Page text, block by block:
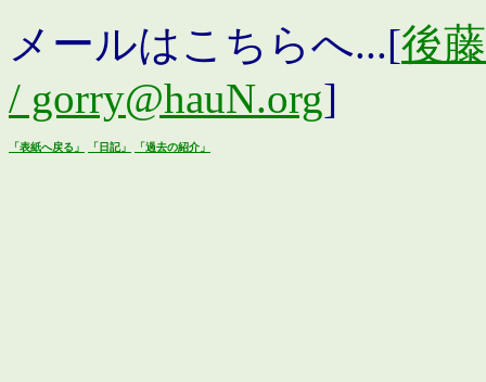
メールはこちらへ...[後
/ gorry@hauN.org]
「表紙へ戻る」 「日記」 「過去の紹介」